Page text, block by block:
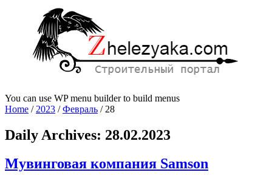
You can use WP menu builder to build menus
Home /2023 /Февраль /28
Daily Archives: 28.02.2023
Мувинговая компания Samson